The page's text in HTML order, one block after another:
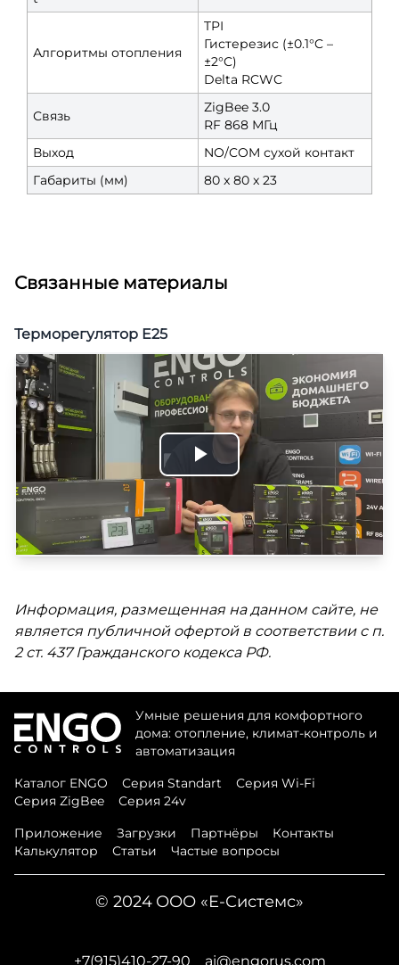
Алгоритмы отопления
TPI
Гистерезис (±0.1°C –
±2°C)
Delta RCWC
Связь
ZigBee 3.0
RF 868 МГц
Выход
NO/COM сухой контакт
Габариты (мм)
80 x 80 x 23
Связанные материалы
Терморегулятор E25
Play
Video
Информация, размещенная на данном сайте, не
является публичной офертой в соответствии с п.
2 ст. 437 Гражданского кодекса РФ.
Умные решения для комфортного
дома: отопление, климат-контроль и
автоматизация
Каталог ENGO
Серия Standart
Серия Wi-Fi
Серия ZigBee
Серия 24v
Приложение
Загрузки Партнёры
Контакты
Калькулятор
Статьи Частые вопросы
© 2024 ООО «Е-Системс»
+7(915)410-27-90 ai@engorus.com